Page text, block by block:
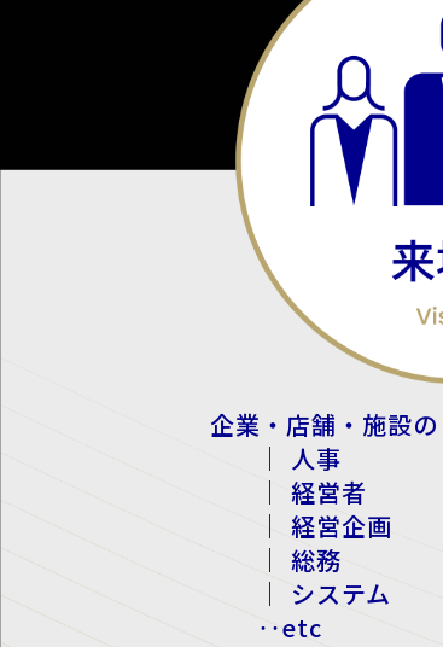
企業・店舗・施設の
｜ 人事
｜ 経営者
｜ 経営企画
｜ 総務
｜ システム
‥etc